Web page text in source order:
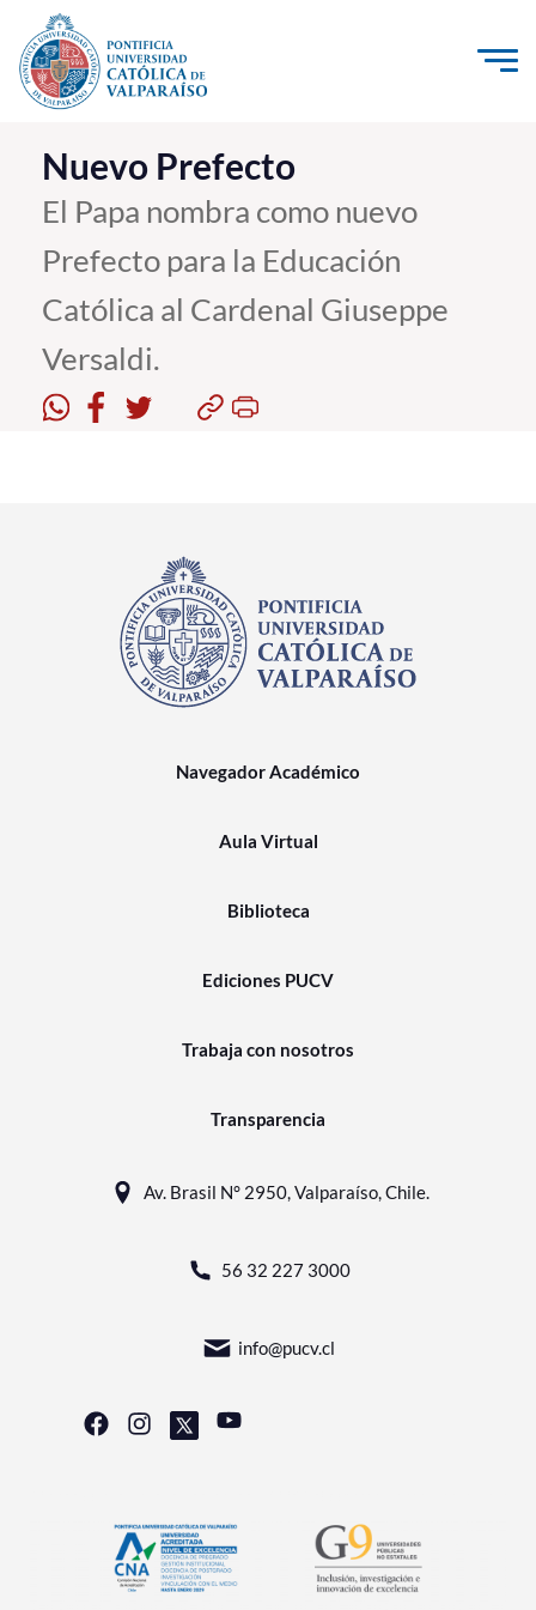
Click acá para ir directamente al contenido
La Universidad
Investigación, Creación e Innovación
PUCV Internacional
Admisión
Pregrado
Académicos
Funcionarios
Nuevo Prefecto
El Papa nombra como nuevo
Prefecto para la Educación
Católica al Cardenal Giuseppe
Versaldi.
Navegador Académico
Aula Virtual
Biblioteca
Ediciones PUCV
Trabaja con nosotros
Transparencia
Av. Brasil N° 2950, Valparaíso, Chile.
56 32 227 3000
info@pucv.cl